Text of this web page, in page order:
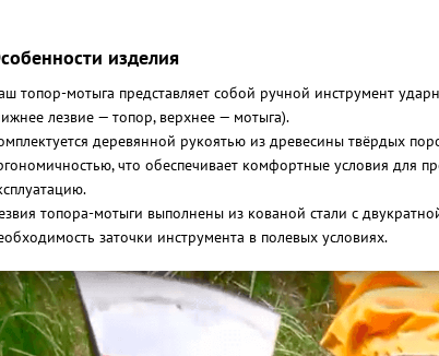
изделия
топор-мотыга представляет собой ручной инструмент
лезвие — топор, верхнее — мотыга).
деревянной рукоятью из древесины твёрдых
что обеспечивает комфортные условия для
топора-мотыги выполнены из кованой стали с
заточки инструмента в полевых условиях.